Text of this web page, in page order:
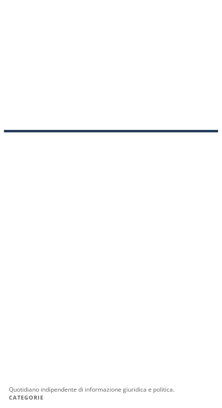
Quotidiano indipendente di informazione giuridica e politica.
CATEGORIE